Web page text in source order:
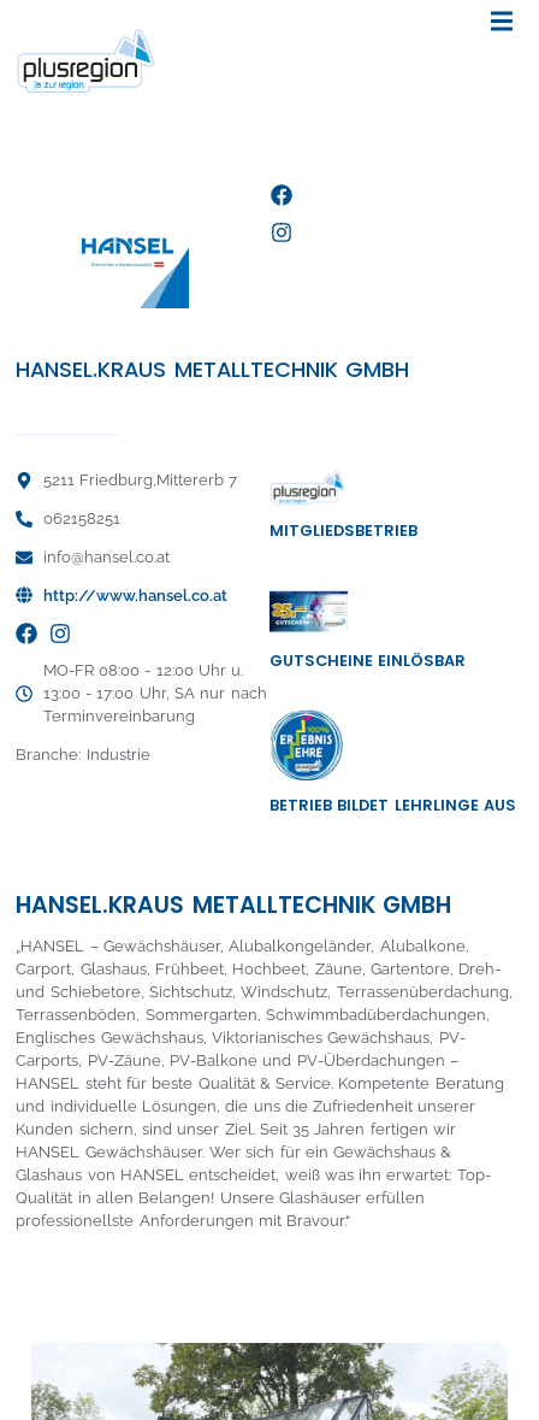
HANSEL.KRAUS METALLTECHNIK GMBH
5211 Friedburg,Mittererb 7
062158251
info@hansel.co.at
http://www.hansel.co.at
MO-FR 08:00 - 12:00 Uhr u.
13:00 - 17:00 Uhr, SA nur nach
Terminvereinbarung
Branche: Industrie
MITGLIEDSBETRIEB
GUTSCHEINE EINLÖSBAR
BETRIEB BILDET LEHRLINGE AUS
HANSEL.KRAUS METALLTECHNIK GMBH
„HANSEL – Gewächshäuser, Alubalkongeländer, Alubalkone,
Carport, Glashaus, Frühbeet, Hochbeet, Zäune, Gartentore, Dreh-
und Schiebetore, Sichtschutz, Windschutz, Terrassenüberdachung,
Terrassenböden, Sommergarten, Schwimmbadüberdachungen,
Englisches Gewächshaus, Viktorianisches Gewächshaus, PV-
Carports, PV-Zäune, PV-Balkone und PV-Überdachungen –
HANSEL steht für beste Qualität & Service. Kompetente Beratung
und individuelle Lösungen, die uns die Zufriedenheit unserer
Kunden sichern, sind unser Ziel. Seit 35 Jahren fertigen wir
HANSEL Gewächshäuser. Wer sich für ein Gewächshaus &
Glashaus von HANSEL entscheidet, weiß was ihn erwartet: Top-
Qualität in allen Belangen! Unsere Glashäuser erfüllen
professionellste Anforderungen mit Bravour.“